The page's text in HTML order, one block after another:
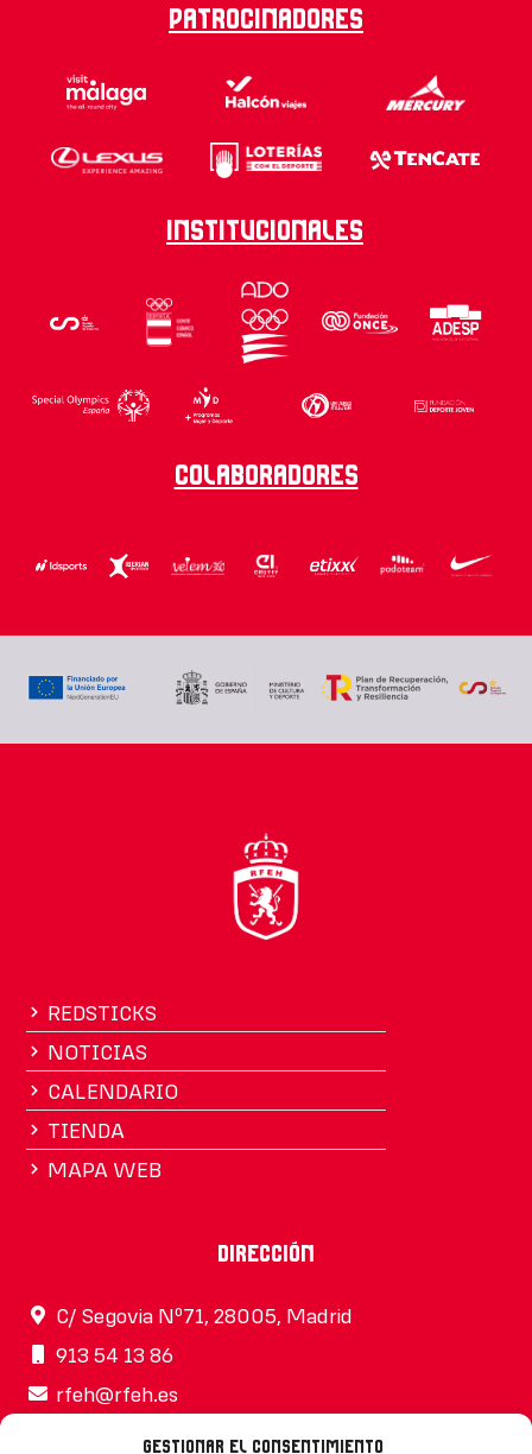
Gestionar el consentimiento
Patrocinadores
Institucionales
Colaboradores
REDSTICKS
NOTICIAS
CALENDARIO
TIENDA
MAPA WEB
Dirección
C/ Segovia Nº71, 28005, Madrid
913 54 13 86
rfeh@rfeh.es